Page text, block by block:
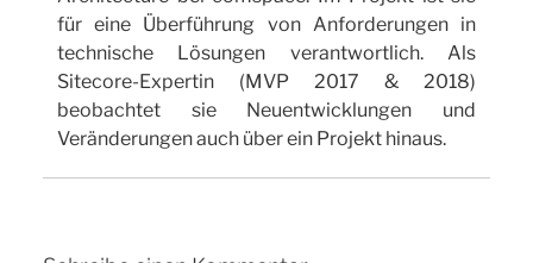
für eine Überführung von Anforderungen in
technische Lösungen verantwortlich. Als
Sitecore-Expertin (MVP 2017 & 2018)
beobachtet sie Neuentwicklungen und
Veränderungen auch über ein Projekt hinaus.